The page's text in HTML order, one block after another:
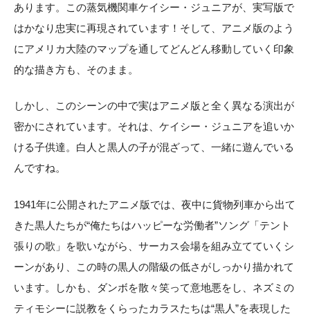
あります。この蒸気機関車ケイシー・ジュニアが、実写版で
はかなり忠実に再現されています！そして、アニメ版のよう
にアメリカ大陸のマップを通してどんどん移動していく印象
的な描き方も、そのまま。
しかし、このシーンの中で実はアニメ版と全く異なる演出が
密かにされています。それは、ケイシー・ジュニアを追いか
ける子供達。白人と黒人の子が混ざって、一緒に遊んでいる
んですね。
1941年に公開されたアニメ版では、夜中に貨物列車から出て
きた黒人たちが“俺たちはハッピーな労働者”ソング「テント
張りの歌」を歌いながら、サーカス会場を組み立てていくシ
ーンがあり、この時の黒人の階級の低さがしっかり描かれて
います。しかも、ダンボを散々笑って意地悪をし、ネズミの
ティモシーに説教をくらったカラスたちは“黒人”を表現した